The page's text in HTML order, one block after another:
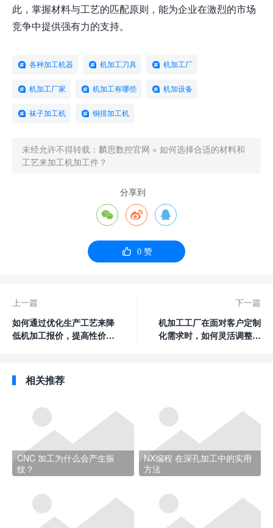
此，掌握材料与工艺的匹配原则，能为企业在激烈的市场
竞争中提供强有力的支持。
各种加工机器 机加工刀具 机加工厂
机加工厂家 机加工有哪些 机加设备
袜子加工机 铜排加工机
未经允许不得转载： 麟思数控官网 » 如何选择合适的材料和
工艺来加工机加工件？
分享到
  
 0赞
上一篇
如何通过优化生产工艺来降
低机加工报价，提高性价
下一篇
机加工工厂在面对客户定制
化需求时，如何灵活调整生
相关推荐
CNC 加工为什么会产生振
纹？
NX编程 在深孔加工中的实用
方法